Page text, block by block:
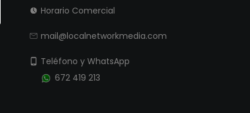
Horario Comercial
mail@localnetworkmedia.com
Teléfono y WhatsApp
672 419 213